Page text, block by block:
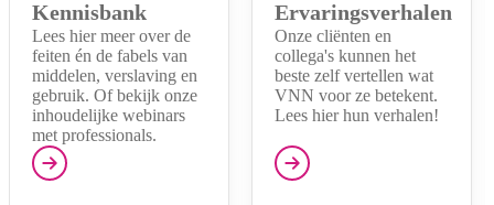
Kennisbank
Lees hier meer over de
feiten én de fabels van
middelen, verslaving en
gebruik. Of bekijk onze
inhoudelijke webinars
met professionals.
Ervaringsverhalen
Onze cliënten en
collega's kunnen het
beste zelf vertellen wat
VNN voor ze betekent.
Lees hier hun verhalen!